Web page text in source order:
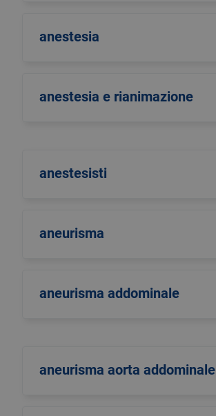
anestesia
anestesia e rianimazione
anestesisti
aneurisma
aneurisma addominale
aneurisma aorta addominale